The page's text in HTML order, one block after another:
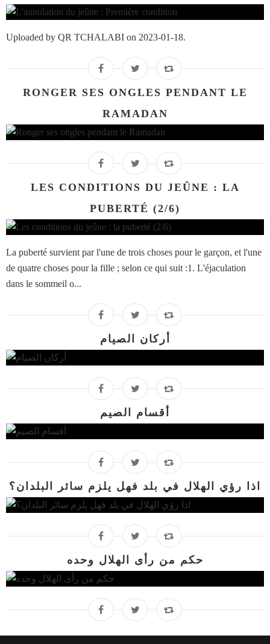
Uploaded by QR TCHALABI on 2023-01-18.
RONGER SES ONGLES PENDANT LE
RAMADAN
LES CONDITIONS DU JEÛNE : LA
PUBERTÉ (2/6)
La puberté survient par l'une de trois choses pour le garçon, et l'une
de quatre choses pour la fille ; selon ce qui suit :1. L'éjaculation
dans le sommeil o...
أركان الصيام
أقسام الصيم
اذا رؤي الهلال في بلد فهل يلزم سائر البلدان؟
حكم من رأى الهلال وحده